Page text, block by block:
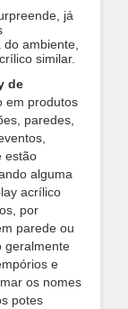
já
ambiente,
similar.
de
em produtos
paredes,
estão
alguma
acrílico
por
parede ou
geralmente
e
os nomes
potes